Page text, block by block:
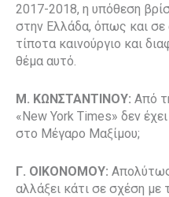
2017-2018, η υπόθεση
στην Ελλάδα, όπως και
τίποτα καινούργιο και
θέμα αυτό.
Μ. ΚΩΝΣΤΑΝΤΙΝΟΥ: Από
«New York Times» δεν
στο Μέγαρο Μαξίμου;
Γ. ΟΙΚΟΝΟΜΟΥ: Απολύτως
αλλάξει κάτι σε σχέση με